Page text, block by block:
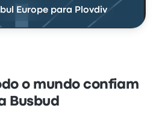
Europe para Plovdiv
o mundo confiam
Busbud